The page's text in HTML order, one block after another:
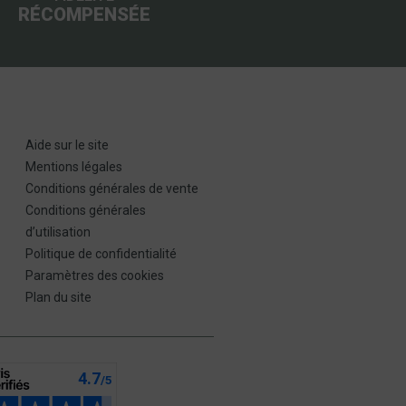
RÉCOMPENSÉE
Aide sur le site
Mentions légales
Conditions générales de vente
Conditions générales
d’utilisation
Politique de confidentialité
Paramètres des cookies
Plan du site